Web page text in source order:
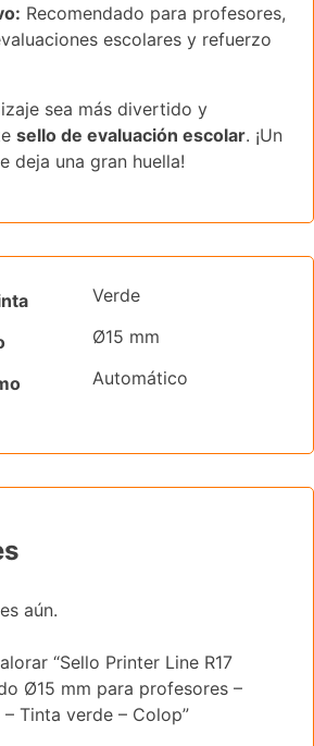
Recomendado para profesores,
escolares y refuerzo
sea más divertido y
sello de evaluación escolar. ¡Un
deja una gran huella!
Verde
Ø15 mm
Automático
aún.
“Sello Printer Line R17
Ø15 mm para profesores –
Tinta verde – Colop”